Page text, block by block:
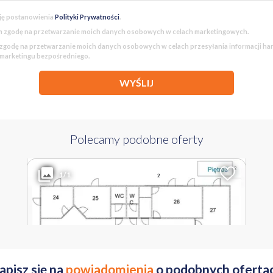
postanowienia Polityki Prywatności.
zgodę na przetwarzanie moich danych osobowych w celach marketingowych.
na przetwarzanie moich danych osobowych w celach przesyłania informacji
bezpośredniego.
WYŚLIJ
Polecamy podobne oferty
1/1 2
Cena za m2
56 PLN
MAZOWIECKIE Warszawa Wola Ulrychów ul. Nakielska
się na powiadomienia o podobnych